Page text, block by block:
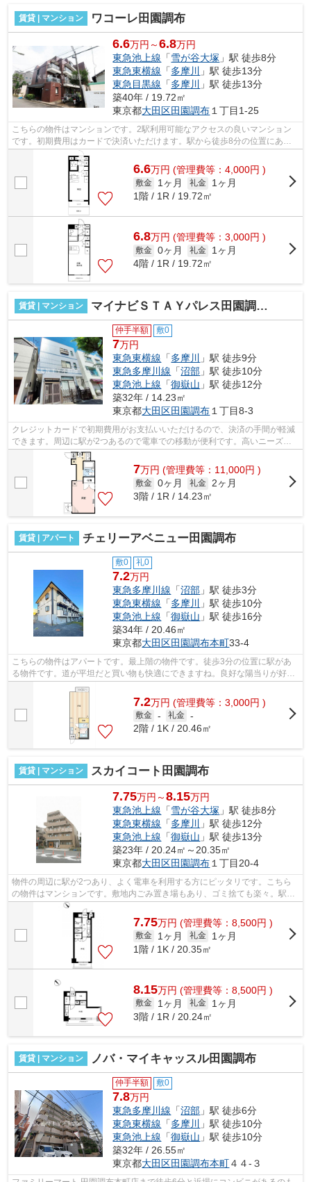
賃貸 | マンション ワコーレ田園調布
6.6万円～6.8万円
東急池上線 「雪が谷大塚 」駅 徒歩8分
東急東横線 「多摩川
」駅 徒歩13分
東急目黒線 「多摩川
」駅 徒歩13分
築40年 / 19.72㎡
東京都大田区田園調布 １丁目1-25
こちらの物件はマンションです。2駅利用可能なアクセスの良いマンション
です。初期費用はカードで決済いただけます。駅から徒歩8分の位置にある
物件なので、アクセスも良好です。共用...
6.6万円 (管理費等：4,000円 )
敷金 1ヶ月 礼金
1ヶ月
1階 / 1R / 19.72㎡
6.8万円 (管理費等：3,000円 )
敷金 0ヶ月 礼金
1ヶ月
4階 / 1R / 19.72㎡
賃貸 | マンション マイナビＳＴＡＹパレス田園調布１丁目（上田ハウス）
仲手半額 敷0
7万円
東急東横線 「多摩川 」駅 徒歩9分
東急多摩川線 「沼部 」駅 徒歩10分
東急池上線 「御嶽山 」駅 徒歩12分
築32年 / 14.23㎡
東京都大田区田園調布 １丁目8-3
クレジットカードで初期費用がお支払いいただけるので、決済の手間が軽減
できます。周辺に駅が2つあるので電車での移動が便利です。高いニーズの
ある、駅徒歩9分の物件です。こちらの...
7万円 (管理費等：11,000円 )
敷金 0ヶ月 礼金
2ヶ月
3階 / 1R / 14.23㎡
賃貸 | アパート チェリーアベニュー田園調布
敷0 礼0
7.2万円
東急多摩川線 「沼部 」駅 徒歩3分
東急東横線 「多摩川
」駅 徒歩10分
東急池上線 「御嶽山 」駅 徒歩16分
築34年 / 20.46㎡
東京都大田区田園調布本町33-4
こちらの物件はアパートです。最上階の物件です。徒歩3分の位置に駅があ
る物件です。道が平坦だと買い物も快適にできますね。良好な陽当りが好評
の、魅力溢れる一押しの物件となってい...
7.2万円 (管理費等：3,000円 )
敷金 - 礼金 -
2階 / 1K / 20.46㎡
賃貸 | マンション スカイコート田園調布
7.75万円～8.15万円
東急池上線 「雪が谷大塚 」駅 徒歩8分
東急東横線 「多摩川
」駅 徒歩12分
東急池上線 「御嶽山 」駅 徒歩13分
築23年 / 20.24㎡～20.35㎡
東京都大田区田園調布 １丁目20-4
物件の周辺に駅が2つあり、よく電車を利用する方にピッタリです。こちら
の物件はマンションです。敷地内ごみ置き場もあり、ゴミ捨ても楽々。駅ま
で平坦な物件で、ラクに駅まで移動する...
7.75万円 (管理費等：8,500円 )
敷金 1ヶ月 礼金
1ヶ月
1階 / 1K / 20.35㎡
8.15万円 (管理費等：8,500円 )
敷金 1ヶ月 礼金
1ヶ月
3階 / 1R / 20.24㎡
賃貸 | マンション ノバ・マイキャッスル田園調布
仲手半額 敷0
7.8万円
東急多摩川線 「沼部 」駅 徒歩6分
東急東横線 「多摩川
」駅 徒歩10分
東急池上線 「御嶽山 」駅 徒歩10分
築32年 / 26.55㎡
東京都大田区田園調布本町４４-３